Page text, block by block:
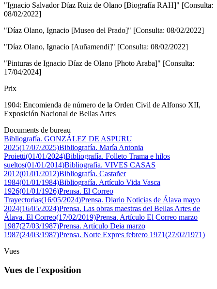
"Ignacio Salvador Díaz Ruiz de Olano [Biografía RAH]" [Consulta:
08/02/2022]
"Díaz Olano, Ignacio [Museo del Prado]" [Consulta: 08/02/2022]
"Díaz Olano, Ignacio [Auñamendi]" [Consulta: 08/02/2022]
"Pinturas de Ignacio Díaz de Olano [Photo Araba]" [Consulta:
17/04/2024]
Prix
1904: Encomienda de número de la Orden Civil de Alfonso XII,
Exposición Nacional de Bellas Artes
Documents de bureau
Bibliografía. GONZÁLEZ DE ASPURU
2025(17/07/2025)Bibliografía. María Antonia
Proietti(01/01/2024)Bibliografía. Folleto Trama e hilos
sueltos(01/01/2014)Bibliografía. VIVES CASAS
2012(01/01/2012)Bibliografía. Castañer
1984(01/01/1984)Bibliografía. Artículo Vida Vasca
1926(01/01/1926)Prensa. El Correo
Trayectorias(16/05/2024)Prensa. Diario Noticias de Álava mayo
2024(16/05/2024)Prensa. Las obras maestras del Bellas Artes de
Álava. El Correo(17/02/2019)Prensa. Artículo El Correo marzo
1987(27/03/1987)Prensa. Artículo Deia marzo
1987(24/03/1987)Prensa. Norte Expres febrero 1971(27/02/1971)
Vues
Vues de l'exposition